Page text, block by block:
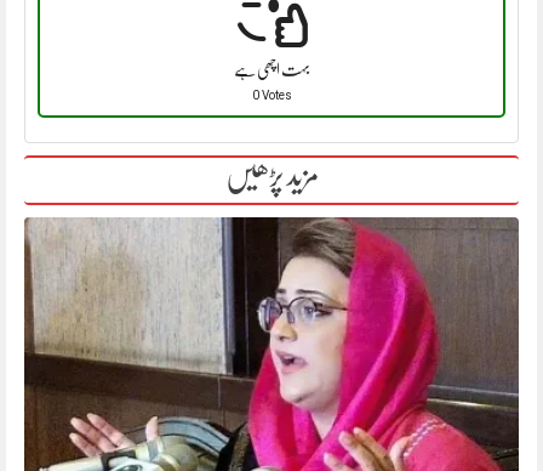
بہت اچھی ہے
0 Votes
مزید پڑھیں